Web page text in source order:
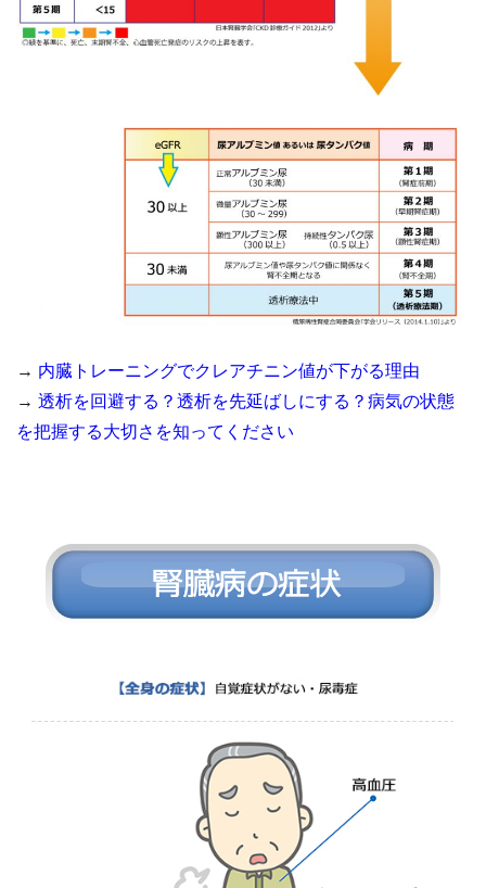
→ 内臓トレーニングでクレアチニン値が下がる理由
→ 透析を回避する？透析を先延ばしにする？病気の状態
を把握する大切さを知ってください